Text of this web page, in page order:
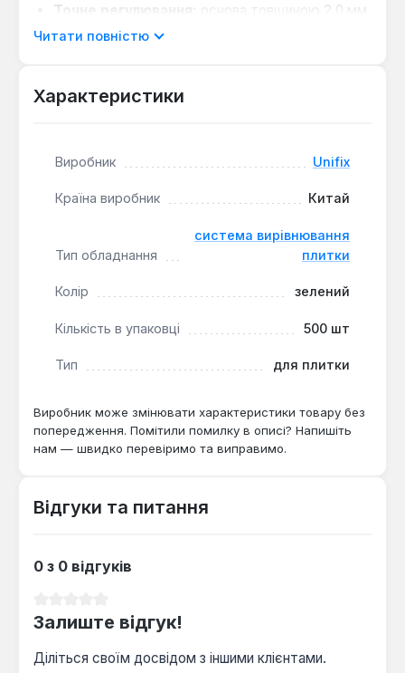
Точне регулювання:
основа товщиною 2,0 мм
визначає мінімальну відстань між плитками, що
Універсальність застосування:
підлогу та стіни.
пришвидшує процес укладання та дозволяє
отримати професійний результат навіть при
відсутності великого досвіду.
встановлюються під плитку, а після
відламуються, залишаючи чисту поверхню
Система Unifix призначена для використання при
внутрішніх та зовнішніх облицювальних роботах.
Вона є практичним інструментом для професійних
майстрів, що виконують ремонт самостійно та
Читати повністю
Характеристики
Виробник Unifix
Країна виробник Китай
Тип обладнання
система вирівнювання
плитки
Колір зелений
Кількість в упаковці 500 шт
Тип для плитки
Виробник може змінювати характеристики товару без
попередження. Помітили помилку в описі? Напишіть
нам — швидко перевіримо та виправимо.
Відгуки та питання
0 з 0 відгуків
Залиште відгук!
Діліться своїм досвідом з іншими клієнтами.